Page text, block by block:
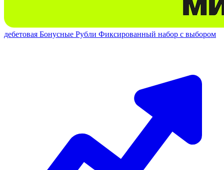
дебетовая Бонусные Рубли Фиксированный набор с выбором